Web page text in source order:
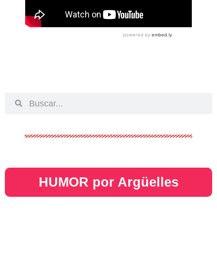
HUMOR por Argüelles​